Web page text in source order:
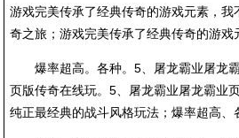
游戏完美传承了经典传奇的游戏元素，
奇之旅；游戏完美传承了经典传奇的游戏
爆率超高。各种。5、屠龙霸业屠龙霸
页版传奇在线玩。5、屠龙霸业屠龙霸业
纯正最经典的战斗风格玩法；爆率超高、